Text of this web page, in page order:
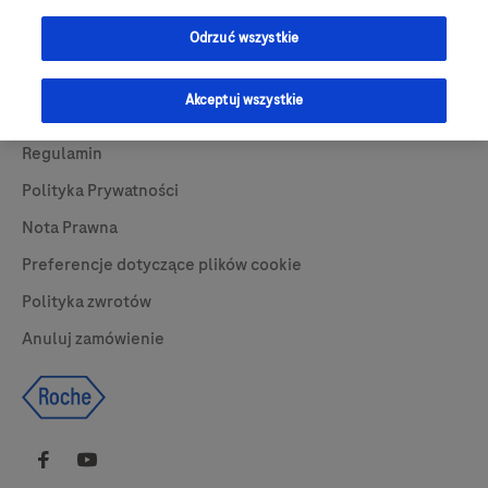
O nas
Aktualności
Regulamin
Polityka Prywatności
Nota Prawna
Preferencje dotyczące plików cookie
Polityka zwrotów
Anuluj zamówienie
Odrzuć wszystkie
Akceptuj wszystkie